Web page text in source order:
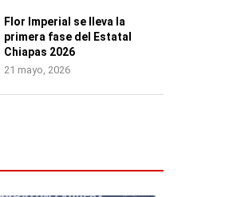
Flor Imperial se lleva la
primera fase del Estatal
Chiapas 2026
21 mayo, 2026